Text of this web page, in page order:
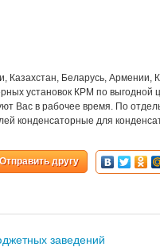
Казахстан, Беларусь, Армении,
установок КРМ по
Вас в рабочее время. По
конденсаторные для
Отправить другу
заведений